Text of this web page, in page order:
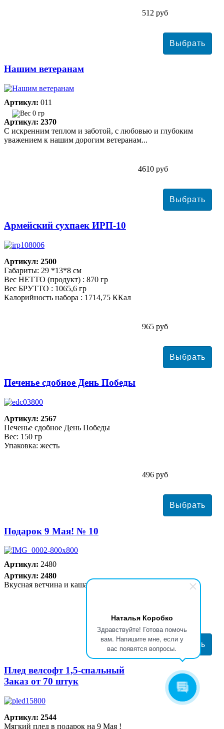
Наталья Коробко
Здравствуйте! Готова помочь
вам. Напишите мне, если у
вас появятся вопросы.
512 руб
Нашим ветеранам
Артикул: 011
0 гр
Артикул: 2370
С искренним теплом и заботой, с любовью и глубоким
уважением к нашим дорогим ветеранам...
4610 руб
Армейский сухпаек ИРП-10
Артикул: 2500
Габариты: 29 *13*8 см
Вес НЕТТО (продукт) : 870 гр
Вес БРУТТО : 1065,6 гр
Калорийность набора : 1714,75 ККал
965 руб
Печенье сдобное День Победы
Артикул: 2567
Печенье сдобное День Победы
Вес: 150 гр
Упаковка: жесть
496 руб
Подарок 9 Мая! № 10
Артикул: 2480
Артикул: 2480
Вкусная ветчина и каша с говядиной. И сладости к чаю
2074 руб
Плед велсофт 1,5-спальный
Заказ от 70 штук
Артикул: 2544
Мягкий плед в подарок на 9 Мая !